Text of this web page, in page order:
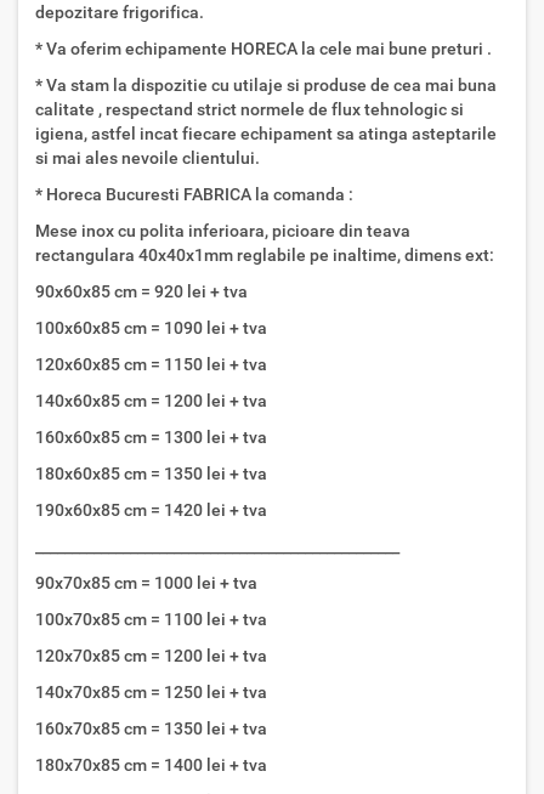
depozitare frigorifica.
* Va oferim echipamente HORECA la cele mai bune preturi .
* Va stam la dispozitie cu utilaje si produse de cea mai buna
calitate , respectand strict normele de flux tehnologic si
igiena, astfel incat fiecare echipament sa atinga asteptarile
si mai ales nevoile clientului.
* Horeca Bucuresti FABRICA la comanda :
Mese inox cu polita inferioara, picioare din teava
rectangulara 40x40x1mm reglabile pe inaltime, dimens ext:
90x60x85 cm = 920 lei + tva
100x60x85 cm = 1090 lei + tva
120x60x85 cm = 1150 lei + tva
140x60x85 cm = 1200 lei + tva
160x60x85 cm = 1300 lei + tva
180x60x85 cm = 1350 lei + tva
190x60x85 cm = 1420 lei + tva
90x70x85 cm = 1000 lei + tva
100x70x85 cm = 1100 lei + tva
120x70x85 cm = 1200 lei + tva
140x70x85 cm = 1250 lei + tva
160x70x85 cm = 1350 lei + tva
180x70x85 cm = 1400 lei + tva